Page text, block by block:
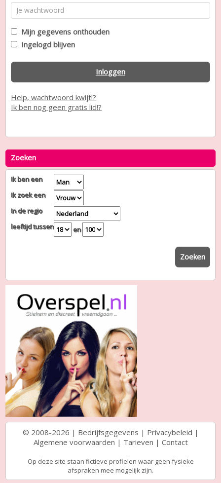
Mijn gegevens onthouden
Ingelogd blijven
Inloggen
Help, wachtwoord kwijt!?
Ik ben nog geen gratis lid!?
Zoeken
Ik ben een
Ik zoek een
In de regio
leeftijd tussen
en
Zoeken
© 2008-2026 | Bedrijfsgegevens | Privacybeleid |
Algemene voorwaarden | Tarieven | Contact
Op deze site staan fictieve profielen waar geen fysieke
afspraken mee mogelijk zijn.